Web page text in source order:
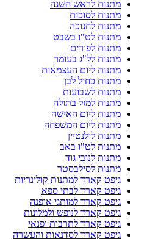
מתנות לראש השנה
מתנות לסוכות
מתנות לחנוכה
מתנות לט"ו בשבט
מתנות לפורים
מתנות לל"ג בעומר
מתנות ליום העצמאות
מתנות כחול לבן
מתנות לשבועות
מתנות למזל בתולה
מתנות ליום האישה
מתנות ליום המשפחה
מתנות לולנטיין
מתנות לט"ו באב
מתנות לנובי גוד
מתנות לסילבסטר
גיפט קארד למתנות קולינריות
גיפט קארד לבתי ספא
גיפט קארד למותגי אופנה
גיפט קארד לנופש ולמלונות
גיפט קארד לתרבות ופנאי
גיפט קארד לסדנאות והעשרה